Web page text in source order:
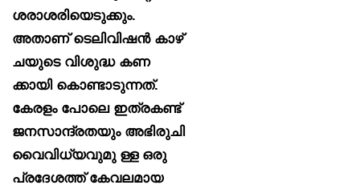
ശരാശരിയെടുക്കും.
അതാണ് ടെലിവിഷൻ കാഴ്
ചയുടെ വിശുദ്ധ കണ
ക്കായി കൊണ്ടാടുന്നത്.
കേരളം പോലെ ഇത്രകണ്ട്
ജനസാന്ദ്രതയും അഭിരുചി
വൈവിധ്യവുമു ള്ള ഒരു
പ്രദേശത്ത് കേവലമായ